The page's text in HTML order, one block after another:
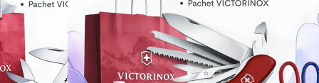
Gravură
-18%